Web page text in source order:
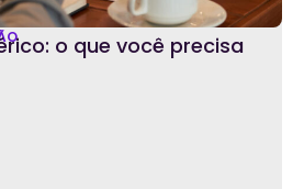
o que você precisa